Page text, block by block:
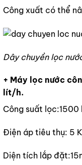
Công xuất có thể
Dây chuyền lọc
+ Máy lọc nước
lít/h.
Công suất lọc:1500
Điện áp tiêu thụ: 5
Diện tích lắp